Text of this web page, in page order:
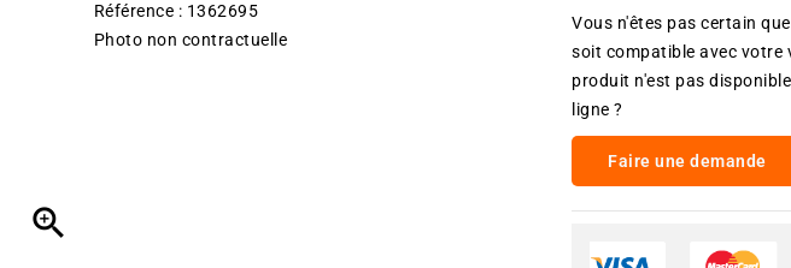

Référence : 1362695
Photo non contractuelle
Vous n'êtes pas certain
soit compatible avec votre
produit n'est pas
ligne ?
Faire une demande